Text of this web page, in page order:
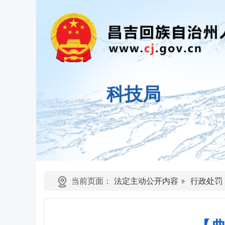
科技局
当前页面： 法定主动公开内容 » 行政处罚